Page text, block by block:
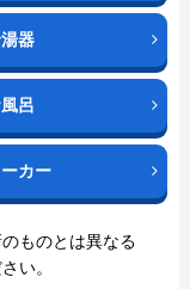
器
呂
ーカー
ものとは異なる
い。